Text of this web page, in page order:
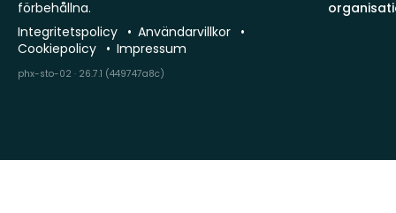
förbehållna.
Integritetspolicy
Användarvillkor
Cookiepolicy
Impressum
phx-sto-02 · 26.7.1 (449747a8c)